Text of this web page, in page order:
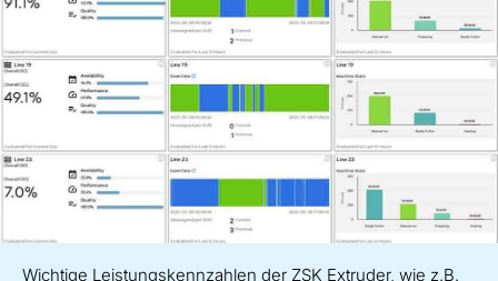
Wichtige Leistungskennzahlen der ZSK Extruder, wie z.B.